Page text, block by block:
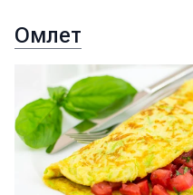
Омлет